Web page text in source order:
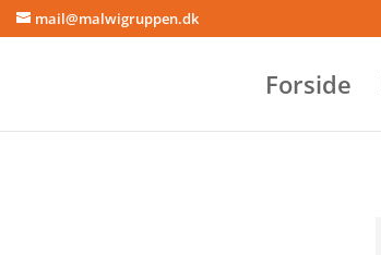
mail@malwigruppen.dk
Forside